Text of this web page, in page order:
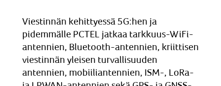
Viestinnän kehittyessä 5G:hen ja
pidemmälle PCTEL jatkaa tarkkuus-WiFi-
antennien, Bluetooth-antennien, kriittisen
viestinnän yleisen turvallisuuden
antennien, mobiiliantennien, ISM-, LoRa-